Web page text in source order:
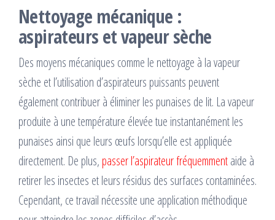
Nettoyage mécanique :
aspirateurs et vapeur sèche
Des moyens mécaniques comme le nettoyage à la vapeur
sèche et l’utilisation d’aspirateurs puissants peuvent
également contribuer à éliminer les punaises de lit. La vapeur
produite à une température élevée tue instantanément les
punaises ainsi que leurs œufs lorsqu’elle est appliquée
directement. De plus, passer l’aspirateur fréquemmentaide à
retirer les insectes et leurs résidus des surfaces contaminées.
Cependant, ce travail nécessite une application méthodique